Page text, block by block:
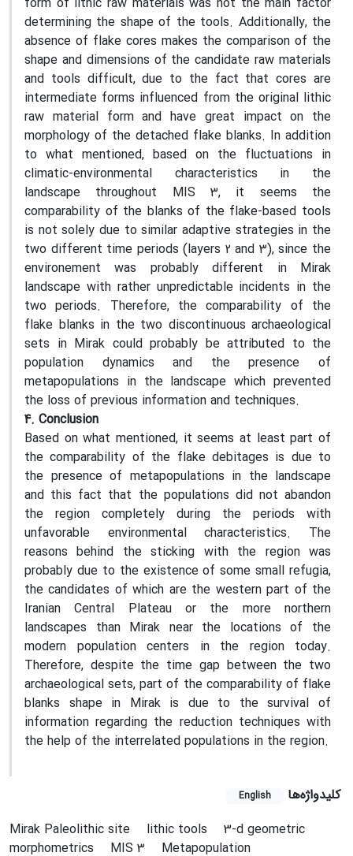
determining the shape of the tools. Additionally, the
absence of flake cores makes the comparison of the
shape and dimensions of the candidate raw materials
and tools difficult, due to the fact that cores are
intermediate forms influenced from the original lithic
raw material form and have great impact on the
morphology of the detached flake blanks. In addition
to what mentioned, based on the fluctuations in
climatic-environmental characteristics in the
landscape throughout MIS 3, it seems the
comparability of the blanks of the flake-based tools
is not solely due to similar adaptive strategies in the
two different time periods (layers 2 and 3), since the
environement was probably different in Mirak
landscape with rather unpredictable incidents in the
two periods. Therefore, the comparability of the
flake blanks in the two discontinuous archaeological
sets in Mirak could probably be attributed to the
population dynamics and the presence of
metapopulations in the landscape which prevented
the loss of previous information and techniques.
4. Conclusion
Based on what mentioned, it seems at least part of
the comparability of the flake debitages is due to
the presence of metapopulations in the landscape
and this fact that the populations did not abandon
the region completely during the periods with
unfavorable environmental characteristics. The
reasons behind the sticking with the region was
probably due to the existence of some small refugia,
the candidates of which are the western part of the
Iranian Central Plateau or the more northern
landscapes than Mirak near the locations of the
modern population centers in the region today.
Therefore, despite the time gap between the two
archaeological sets, part of the comparability of flake
blanks shape in Mirak is due to the survival of
information regarding the reduction techniques with
the help of the interrelated populations in the region.
کلیدواژه‌ها English
Mirak Paleolithic site lithic tools
3-d geometric
morphometrics
MIS 3
Metapopulation